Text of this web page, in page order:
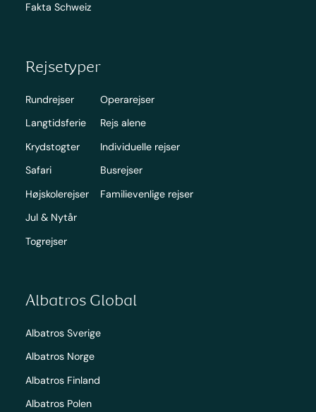
Fakta Schweiz
Rejsetyper
Rundrejser
Langtidsferie
Krydstogter
Safari
Højskolerejser
Jul & Nytår
Togrejser
Operarejser
Rejs alene
Individuelle rejser
Busrejser
Familievenlige rejser
Albatros Global
Albatros Sverige
Albatros Norge
Albatros Finland
Albatros Polen